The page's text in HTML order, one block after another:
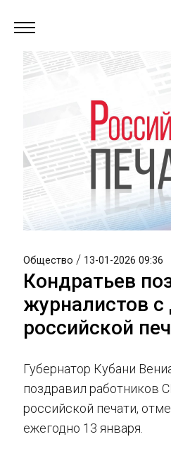
Общество / 13-01-2026 09:36
Кондратьев
журналистов
российской
Губернатор Кубани
поздравил работников
российской печати,
ежегодно 13 января.